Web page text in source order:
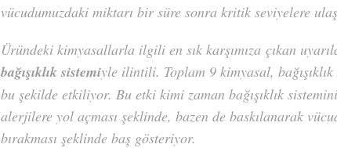
vücudumuzdaki miktarı bir süre sonra kritik seviyelere
Üründeki kimyasallarla ilgili en sık karşımıza çıkan
bağışıklık sistemiyle ilintili. Toplam 9 kimyasal,
bu şekilde etkiliyor. Bu etki kimi zaman bağışıklık
alerjilere yol açması şeklinde, bazen de baskılanarak
bırakması şeklinde baş gösteriyor.